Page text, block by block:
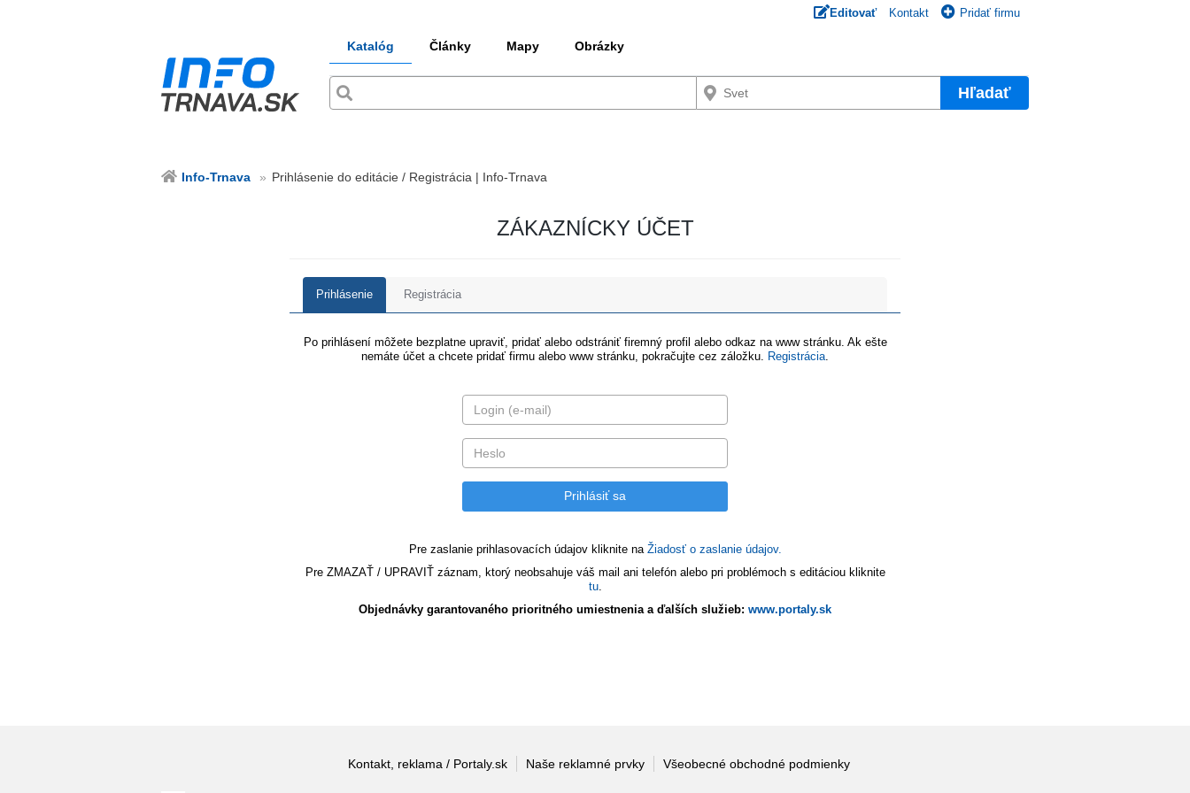
Editovať Kontakt Pridať firmu
Katalóg Články Mapy Obrázky
Hľadať
Info-Trnava Prihlásenie do editácie / Registrácia | Info-Trnava
ZÁKAZNÍCKY ÚČET
Prihlásenie Registrácia
Po prihlásení môžete bezplatne upraviť, pridať alebo odstrániť firemný profil alebo odkaz na www stránku. Ak ešte
nemáte účet a chcete pridať firmu alebo www stránku, pokračujte cez záložku.
Registrácia
Pre zaslanie prihlasovacích údajov kliknite na Žiadosť o zaslanie údajov.
Pre ZMAZAŤ / UPRAVIŤ záznam, ktorý neobsahuje váš mail ani telefón alebo pri problémoch s editáciou kliknite
tu.
Objednávky garantovaného prioritného umiestnenia a ďalších služieb: www.portaly.sk
Kontakt, reklama / Portaly.sk Naše reklamné prvky Všeobecné obchodné podmienky